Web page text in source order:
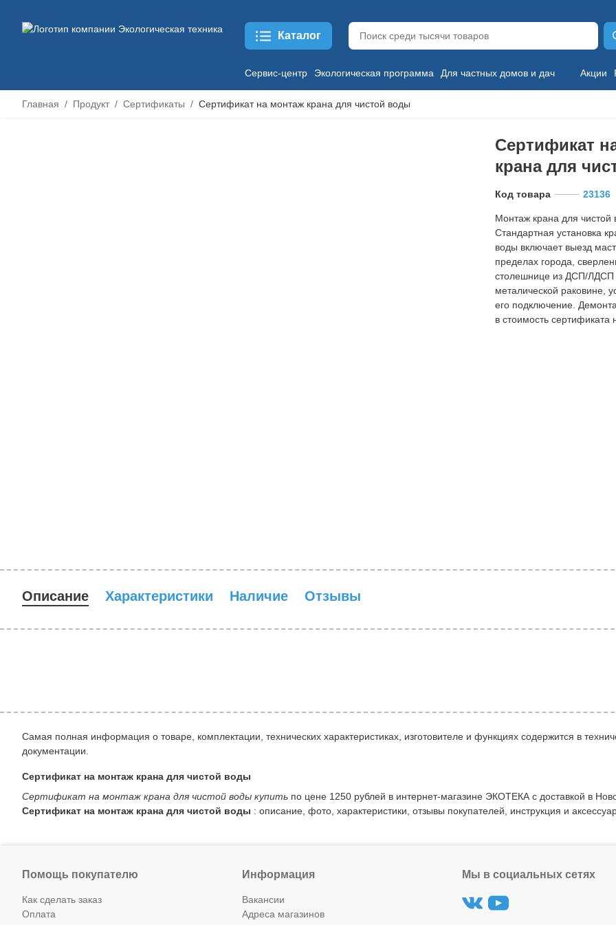
Каталог
Сервис-центр Экологическая программа Для частных домов и дач Акции
Главная Продукт Сертификаты Сертификат на монтаж крана для чистой воды
Сертификат
крана для
Код товара 23136
Монтаж крана для чистой
Стандартная установка
воды включает выезд
пределах города,
столешнице из ДСП/ЛДСП
металической раковине,
его подключение.
в стоимость сертификата
Описание Характеристики Наличие Отзывы
Самая полная информация о товаре, комплектации, технических характеристиках, изготовителе и функциях содержится в
документации.
Сертификат на монтаж крана для чистой воды
Сертификат на монтаж крана для чистой воды купить по цене 1250 рублей в интернет-магазине ЭКОТЕКА с доставкой в
Сертификат на монтаж крана для чистой воды : описание, фото, характеристики, отзывы покупателей, инструкция и
Помощь покупателю
Как сделать заказ
Оплата
Информация
Вакансии
Адреса магазинов
Мы в социальных сетях